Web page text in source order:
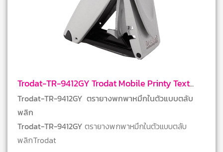
Trodat-TR-9412GY Trodat Mobile Printy Text
Stamps
Trodat-TR-9412GY ตรายางพกพาหมึกในตัวแบบตลับ
พลิก
Trodat-TR-9412GY ตรายางพกพาหมึกในตัวแบบตลับ
พลิกTrodat